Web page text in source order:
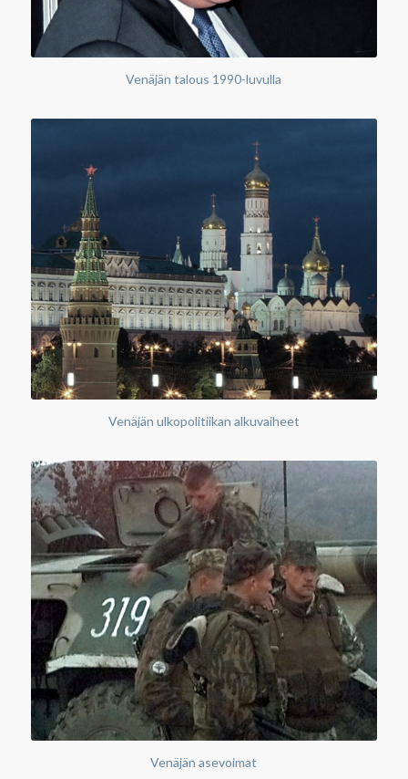
Venäjän talous 1990-luvulla
Venäjän ulkopolitiikan alkuvaiheet
Venäjän asevoimat